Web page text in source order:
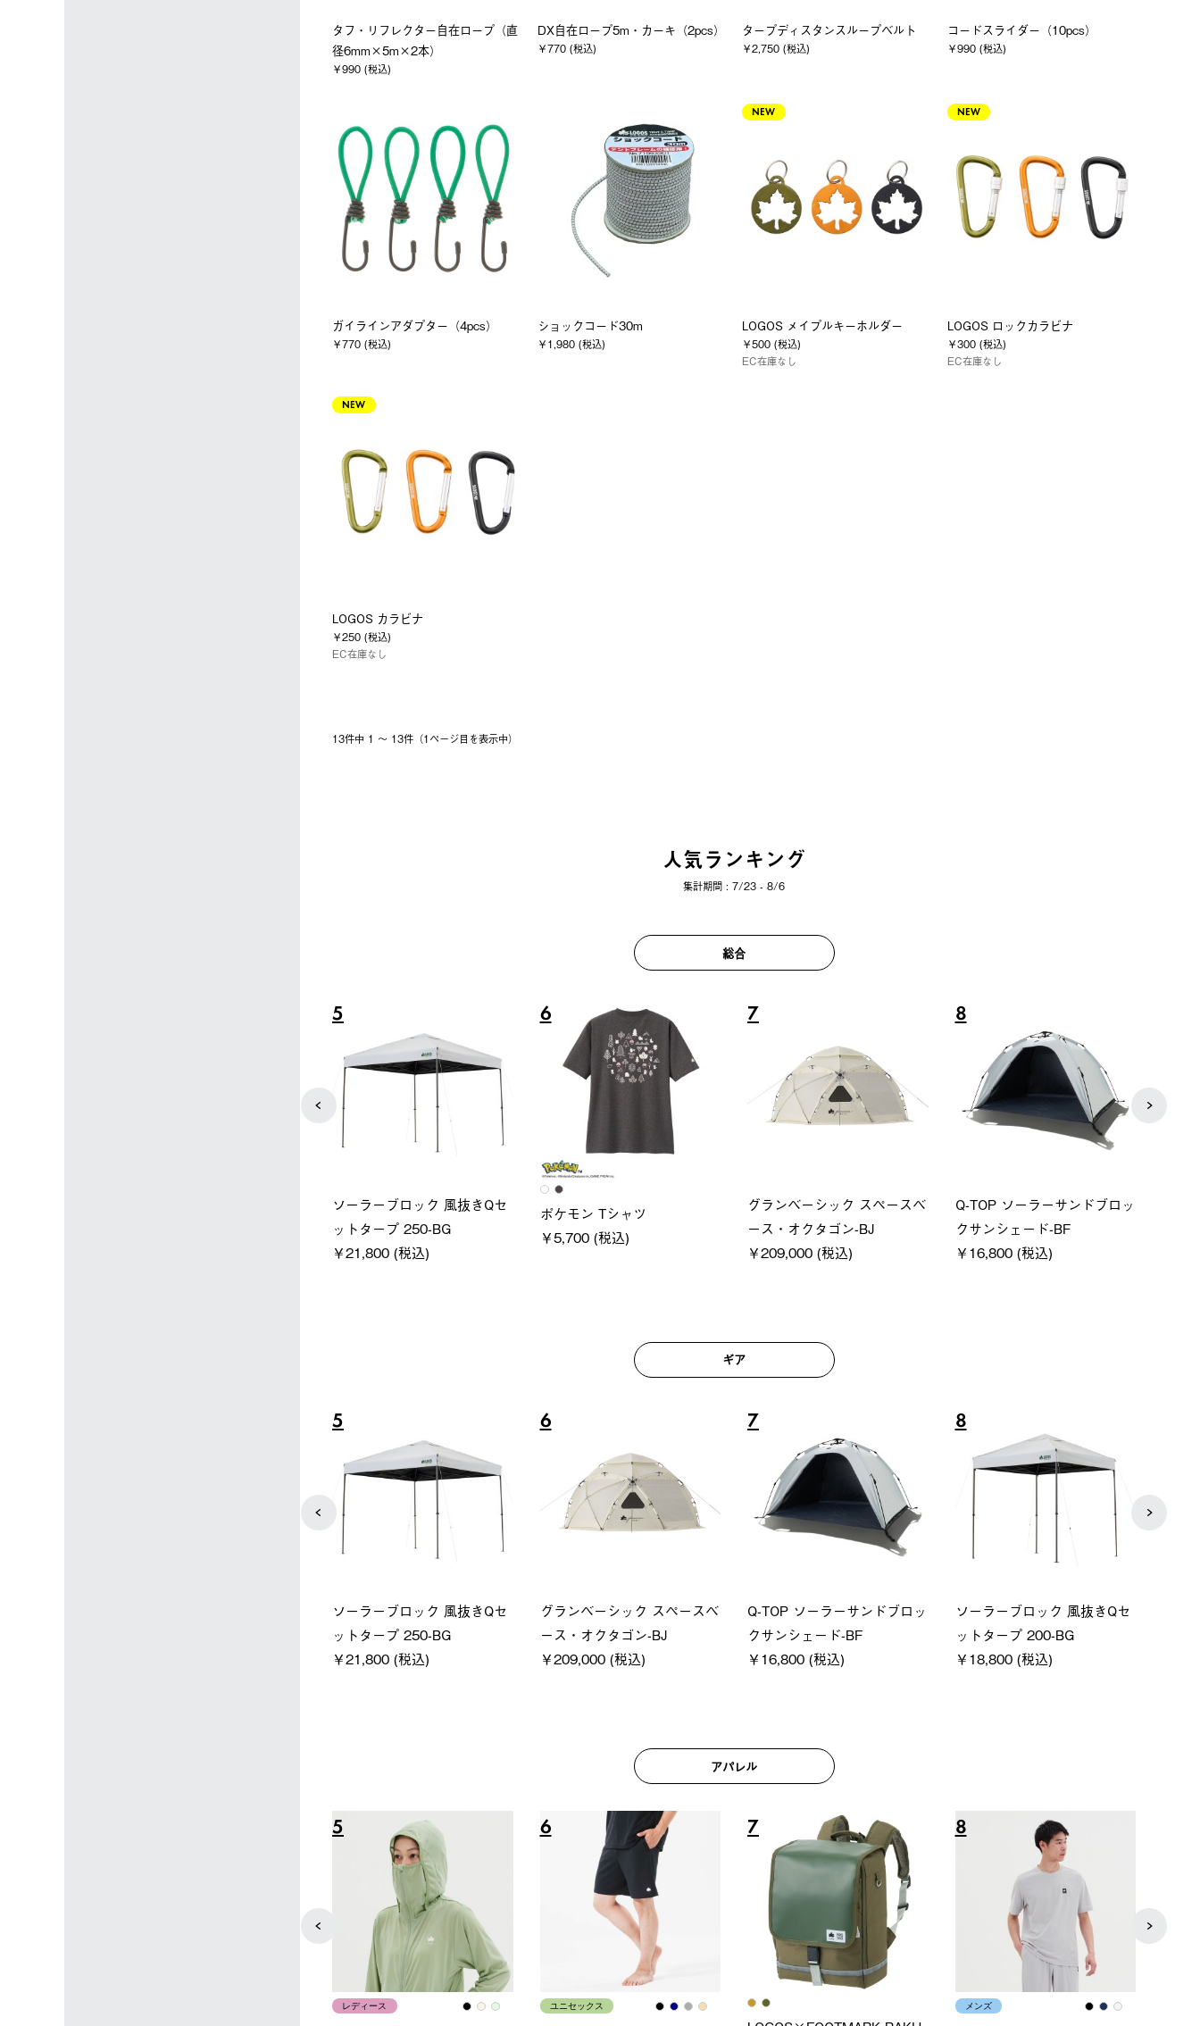
タフ・リフレクター自在ロープ（直
径6mm×5m×2本）
￥990 (税込)
DX自在ロープ5m・カーキ（2pcs）
￥770 (税込)
タープディスタンスループベルト
￥2,750 (税込)
コードスライダー（10pcs）
￥990 (税込)
ガイラインアダプター（4pcs）
￥770 (税込)
ショックコード30m
￥1,980 (税込)
NEW
LOGOS メイプルキーホルダー
￥500 (税込)
EC在庫なし
NEW
LOGOS ロックカラビナ
￥300 (税込)
EC在庫なし
NEW
LOGOS カラビナ
￥250 (税込)
EC在庫なし
13件中 1 〜 13件（1ページ⽬を表⽰中）
人気ランキング
集計期間 : 7/23 - 8/6
総合
5
ソーラーブロック 風抜きQセ
ットタープ 250-BG
￥21,800 (税込)
6
ポケモン Tシャツ
￥5,700 (税込)
7
グランベーシック スペースベ
ース・オクタゴン-BJ
￥209,000 (税込)
8
Q-TOP ソーラーサンドブロッ
クサンシェード-BF
￥16,800 (税込)
ギア
5
ソーラーブロック 風抜きQセ
ットタープ 250-BG
￥21,800 (税込)
6
グランベーシック スペースベ
ース・オクタゴン-BJ
￥209,000 (税込)
7
Q-TOP ソーラーサンドブロッ
クサンシェード-BF
￥16,800 (税込)
8
ソーラーブロック 風抜きQセ
ットタープ 200-BG
￥18,800 (税込)
アパレル
5
レディース
6
ユニセックス
7 8
メンズ